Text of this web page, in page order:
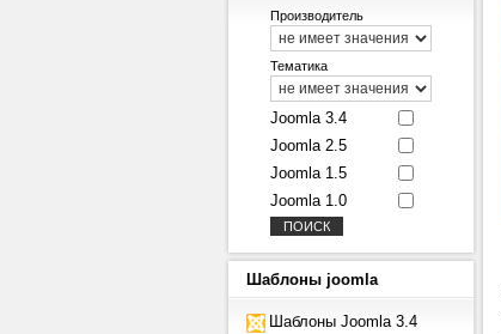
Производитель
Тематика
Joomla 3.4
Joomla 2.5
Joomla 1.5
Joomla 1.0
Шаблоны joomla
Шаблоны Joomla 3.4